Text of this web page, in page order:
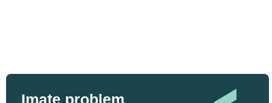
Imate problem